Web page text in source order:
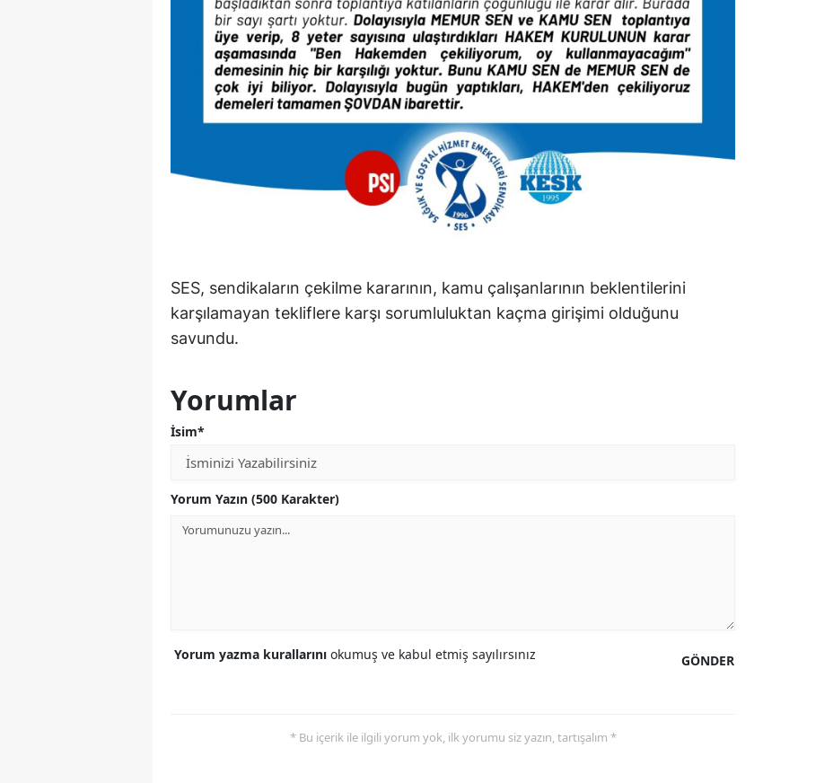
SES, sendikaların çekilme kararının, kamu çalışanlarının beklentilerini
karşılamayan tekliflere karşı sorumluluktan kaçma girişimi olduğunu
savundu.
Yorumlar
İsim*
Yorum Yazın (500 Karakter)
GÖNDER
Yorum yazma kurallarını okumuş ve kabul etmiş sayılırsınız
* Bu içerik ile ilgili yorum yok, ilk yorumu siz yazın, tartışalım *